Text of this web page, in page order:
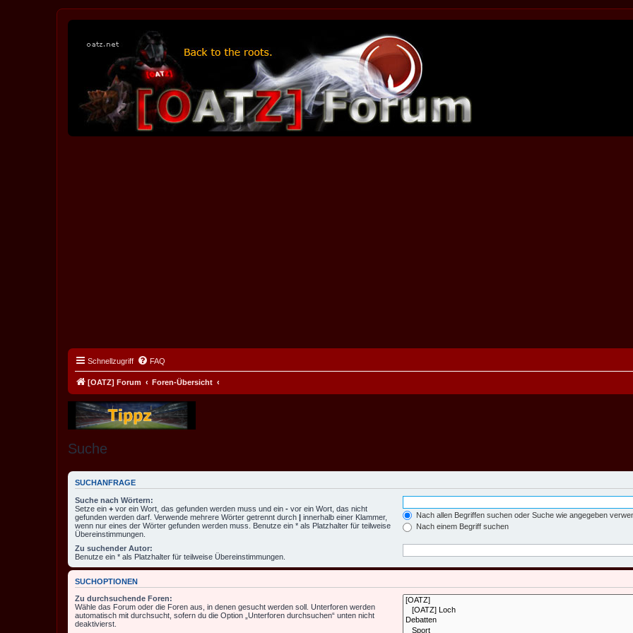
Schnellzugriff FAQ
[OATZ] Forum Foren-Übersicht
Suche
SUCHANFRAGE
Suche nach Wörtern:
Setze ein + vor ein Wort, das gefunden werden muss und ein - vor ein Wort, das nicht
gefunden werden darf. Verwende mehrere Wörter getrennt durch | innerhalb einer Klammer,
wenn nur eines der Wörter gefunden werden muss. Benutze ein * als Platzhalter für teilweise
Übereinstimmungen.
Nach allen Begriffen suchen oder Suche wie angegeben
Nach einem Begriff suchen
Zu suchender Autor:
Benutze ein * als Platzhalter für teilweise Übereinstimmungen.
SUCHOPTIONEN
Zu durchsuchende Foren:
Wähle das Forum oder die Foren aus, in denen gesucht werden soll. Unterforen werden
automatisch mit durchsucht, sofern du die Option „Unterforen durchsuchen“ unten nicht
deaktivierst.